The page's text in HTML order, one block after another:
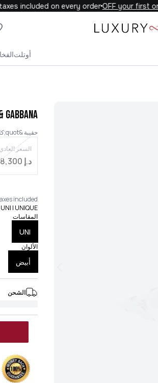
included on every order
أوتلت
GABBANA
حقيبة &quot;كابري&quot;
السعر العادي
د.إ 8,300
included.
UNI | UNIQUE
المقاسات
UNI
الألوان
أبيض
الشحن